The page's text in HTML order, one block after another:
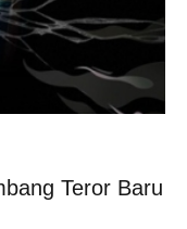
Teror Baru